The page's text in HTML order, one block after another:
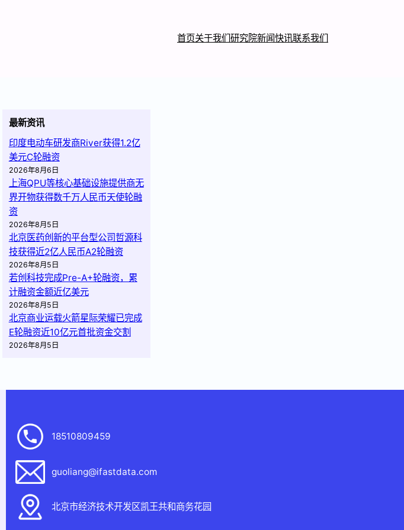
首页关于我们 研究院新闻快讯联系我们
最新资讯
印度电动车研发商River获得1.2亿
美元C轮融资
2026年8月6日
上海QPU等核心基础设施提供商无
界开物获得数千万人民币天使轮融
资
2026年8月5日
北京医药创新的平台型公司哲源科
技获得近2亿人民币A2轮融资
2026年8月5日
若创科技完成Pre-A+轮融资，累
计融资金额近亿美元
2026年8月5日
北京商业运载火箭星际荣耀已完成
E轮融资近10亿元首批资金交割
2026年8月5日
18510809459
guoliang@ifastdata.com
北京市经济技术开发区凯王共和商务花园